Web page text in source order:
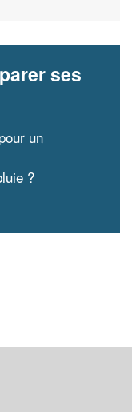
ses
un
?